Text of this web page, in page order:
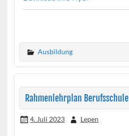
Ausbildung
Rahmenlehrplan Berufsschule
4. Juli 2023 Lepen